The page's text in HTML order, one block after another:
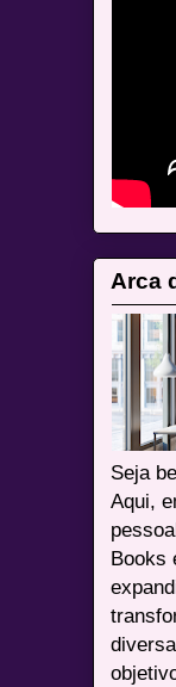
Arca
Seja
Aqui,
Books